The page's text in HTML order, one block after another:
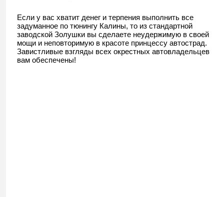
Если у вас хватит денег и терпения выполнить все
задуманное по тюнингу Калины, то из стандартной
заводской Золушки вы сделаете неудержимую в своей
мощи и неповторимую в красоте принцессу автострад.
Завистливые взгляды всех окрестных автовладельцев
вам обеспечены!